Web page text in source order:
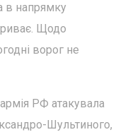
в напрямку
Щодо
ворог не
РФ атакувала
Шультиного,